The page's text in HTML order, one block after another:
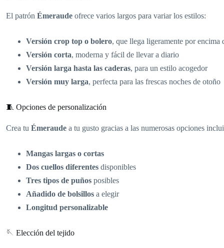
El patrón Émeraude ofrece varios largos para variar los estilos:
Versión crop top o bolero, que llega ligeramente por encima
Versión corta, moderna y fácil de llevar a diario
Versión larga hasta las caderas, para un estilo acogedor
Versión muy larga, perfecta para las frescas noches de otoño
🧵 Opciones de personalización
Crea tu Émeraude a tu gusto gracias a las numerosas opciones
Mangas largas o cortas
Dos cuellos diferentes disponibles
Tres tipos de puños posibles
Añadido de bolsillos a elegir
Longitud personalizable
🪡 Elección del tejido